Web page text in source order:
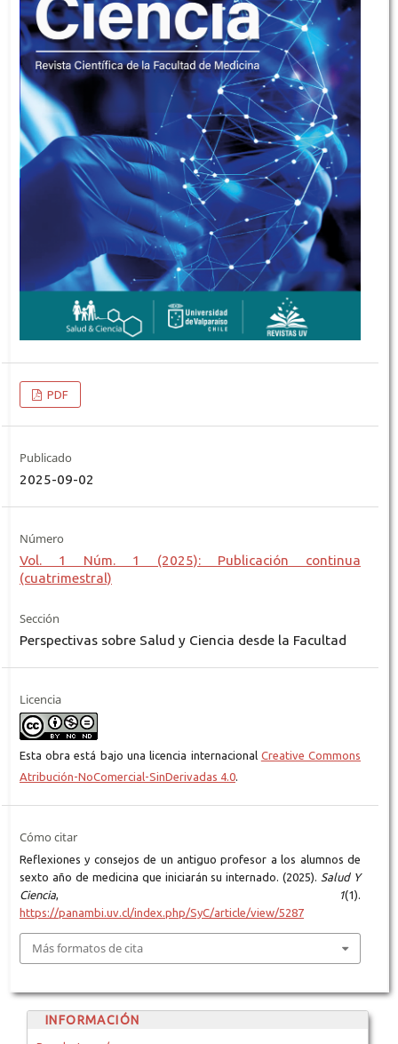
PDF
Publicado
2025-09-02
Número
Vol. 1 Núm. 1 (2025): Publicación continua
(cuatrimestral)
Sección
Perspectivas sobre Salud y Ciencia desde la Facultad
Licencia
Esta obra está bajo una licencia internacional Creative Commons
Atribución-NoComercial-SinDerivadas 4.0.
Cómo citar
Reflexiones y consejos de un antiguo profesor a los alumnos de
sexto año de medicina que iniciarán su internado. (2025). Salud Y
Ciencia, 1(1).
https://panambi.uv.cl/index.php/SyC/article/view/5287
Más formatos de cita
INFORMACIÓN